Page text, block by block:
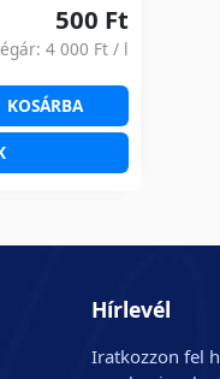
500 Ft
4 000 Ft / l
KOSÁRBA
Hírlevél
Iratkozzon fel